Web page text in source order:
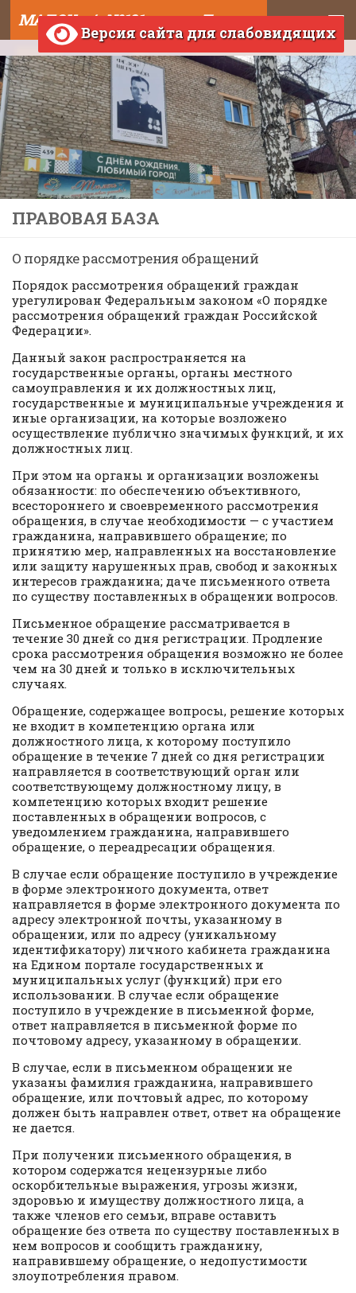
Skip to content МАДОУ д/с №121 города Тюмени
Версия сайта для слабовидящих
ПРАВОВАЯ БАЗА
О порядке рассмотрения обращений
Порядок рассмотрения обращений граждан
урегулирован Федеральным законом «О порядке
рассмотрения обращений граждан Российской
Федерации».
Данный закон распространяется на
государственные органы, органы местного
самоуправления и их должностных лиц,
государственные и муниципальные учреждения и
иные организации, на которые возложено
осуществление публично значимых функций, и их
должностных лиц.
При этом на органы и организации возложены
обязанности: по обеспечению объективного,
всестороннего и своевременного рассмотрения
обращения, в случае необходимости — с участием
гражданина, направившего обращение; по
принятию мер, направленных на восстановление
или защиту нарушенных прав, свобод и законных
интересов гражданина; даче письменного ответа
по существу поставленных в обращении вопросов.
Письменное обращение рассматривается в
течение 30 дней со дня регистрации. Продление
срока рассмотрения обращения возможно не более
чем на 30 дней и только в исключительных
случаях.
Обращение, содержащее вопросы, решение которых
не входит в компетенцию органа или
должностного лица, к которому поступило
обращение в течение 7 дней со дня регистрации
направляется в соответствующий орган или
соответствующему должностному лицу, в
компетенцию которых входит решение
поставленных в обращении вопросов, с
уведомлением гражданина, направившего
обращение, о переадресации обращения.
В случае если обращение поступило в учреждение
в форме электронного документа, ответ
направляется в форме электронного документа по
адресу электронной почты, указанному в
обращении, или по адресу (уникальному
идентификатору) личного кабинета гражданина
на Едином портале государственных и
муниципальных услуг (функций) при его
использовании. В случае если обращение
поступило в учреждение в письменной форме,
ответ направляется в письменной форме по
почтовому адресу, указанному в обращении.
В случае, если в письменном обращении не
указаны фамилия гражданина, направившего
обращение, или почтовый адрес, по которому
должен быть направлен ответ, ответ на обращение
не дается.
При получении письменного обращения, в
котором содержатся нецензурные либо
оскорбительные выражения, угрозы жизни,
здоровью и имуществу должностного лица, а
также членов его семьи, вправе оставить
обращение без ответа по существу поставленных в
нем вопросов и сообщить гражданину,
направившему обращение, о недопустимости
злоупотребления правом.